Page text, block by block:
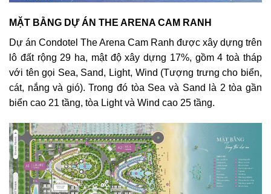
MẶT BẰNG DỰ ÁN THE ARENA CAM RANH
Dự án Condotel The Arena Cam Ranh được xây dựng trên
lô đất rộng 29 ha, mật độ xây dựng 17%, gồm 4 toà tháp
với tên gọi Sea, Sand, Light, Wind (Tượng trưng cho biển,
cát, nắng và gió). Trong đó tòa Sea và Sand là 2 tòa gần
biển cao 21 tầng, tòa Light và Wind cao 25 tầng.